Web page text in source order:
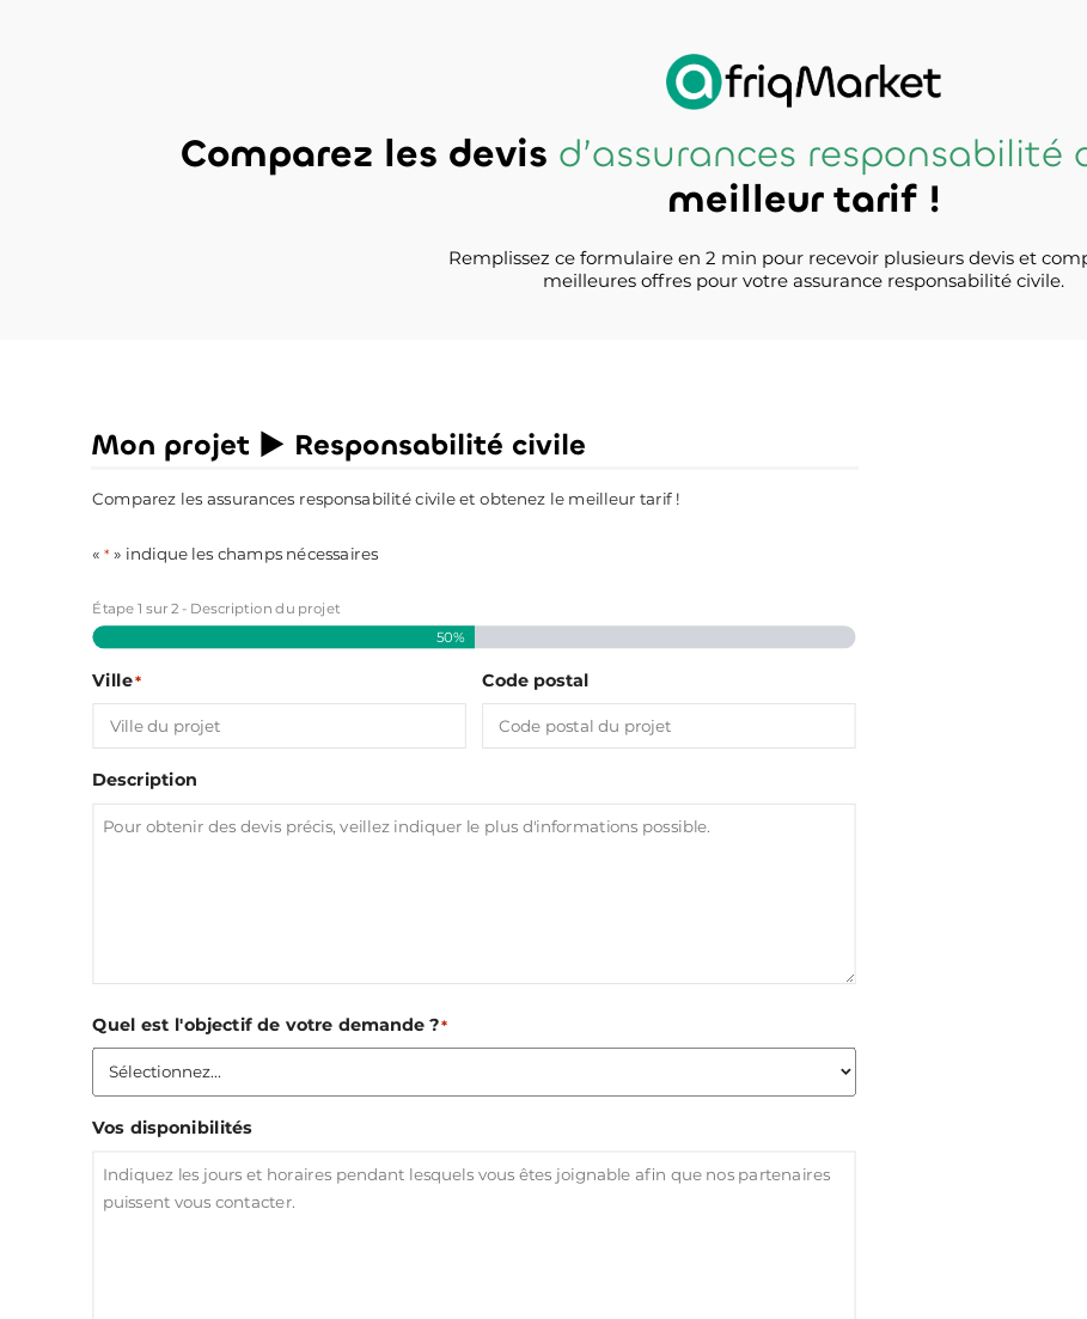
Comparez les devis d’assurances responsabilité
meilleur tarif !
Remplissez ce formulaire en 2 min pour recevoir plusieurs devis et
meilleures offres pour votre assurance responsabilité civile.
Mon projet ► Responsabilité civile
Comparez les assurances responsabilité civile et obtenez le meilleur tarif !
«* » indique les champs nécessaires
Étape1 sur2 - Description du projet
50%
Ville* Code postal
Description
Quel est l'objectif de votre demande ?*
Vos disponibilités